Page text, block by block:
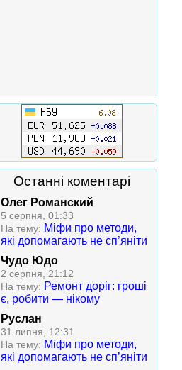
Останні коментарі
Олег Романский
5 серпня, 01:33
На тему: Міфи про методи,
які допомагають не сп’яніти
Чудо Юдо
2 серпня, 21:12
На тему: Ремонт доріг: гроші
є, робити — нікому
Руслан
31 липня, 12:31
На тему: Міфи про методи,
які допомагають не сп’яніти